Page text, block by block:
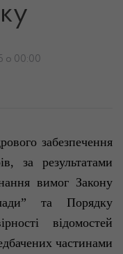
о 00:00
забезпечення
за результатами
вимог Закону
та Порядку
відомостей
частинами